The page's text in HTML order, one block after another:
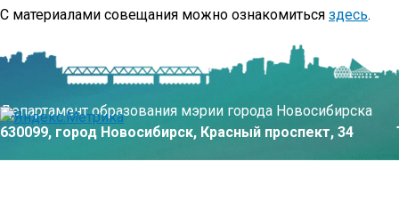
С материалами совещания можно ознакомиться здесь.
Департамент образования мэрии города Новосибирска
630099, город Новосибирск, Красный проспект, 34